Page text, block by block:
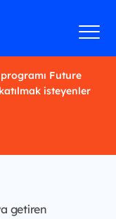
Future
isteyenler
getiren